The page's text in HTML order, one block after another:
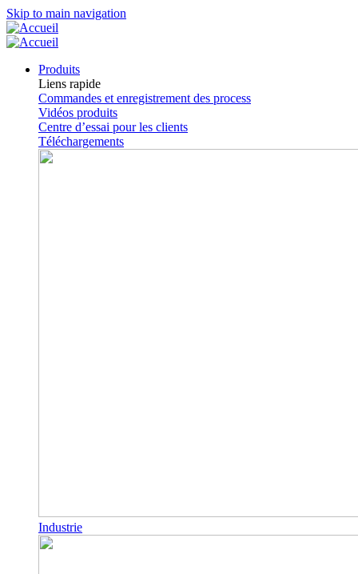
Skip to main navigation
Produits
Liens rapide
Commandes et enregistrement des process
Vidéos produits
Centre d’essai pour les clients
Téléchargements
Industrie